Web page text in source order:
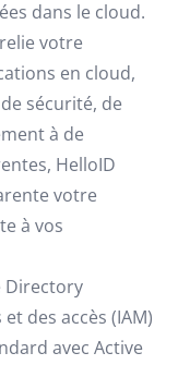
dans le cloud.
votre
en cloud,
sécurité, de
à de
HelloID
votre
à vos
Directory
des accès (IAM)
avec Active